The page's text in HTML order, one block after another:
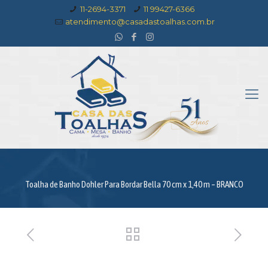
11-2694-3371
11 99427-6366
atendimento@casadastoalhas.com.br
Toalha de Banho Dohler Para Bordar Bella 70 cm x 1,40 m – BRANCO